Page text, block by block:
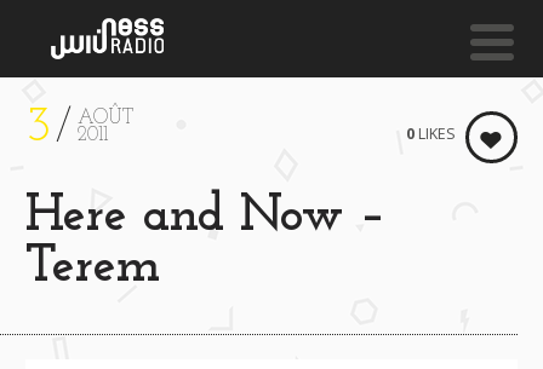
BLESSED (OBEY CITY EDIT) **** BLESSED
Schoolboy Q Feat.
Kendrick Lamar
NESS LIVE !
3
AOÛT
2011
Here and Now –
Terem
0 LIKES